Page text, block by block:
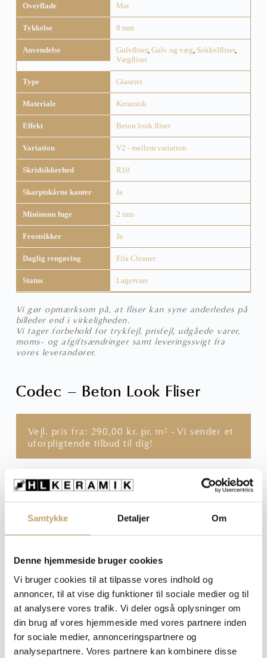
Samtykke Detaljer Om
Denne hjemmeside bruger cookies
Vi bruger cookies til at tilpasse vores indhold og
annoncer, til at vise dig funktioner til sociale medier og til
at analysere vores trafik. Vi deler også oplysninger om
din brug af vores hjemmeside med vores partnere inden
for sociale medier, annonceringspartnere og
analysepartnere. Vores partnere kan kombinere disse
Overflade Mat
Tykkelse 8 mm
Anvendelse Gulvfliser, Gulv og væg Sokkelfliser,
Vægfliser
Type Glaseret
Materiale Keramisk
Effekt Beton look fliser
Variation V2 - mellem variation
Skridsikkerhed R10
Skarptskårne kanter Ja
Minimum fuge 2 mm
Frostsikker Ja
Daglig rengøring Fila Cleaner
Status Lagervare
Vi gør opmærksom på, at fliser kan syne anderledes på
billeder end i virkeligheden.
Vi tager forbehold for trykfejl, prisfejl, udgåede varer,
moms- og afgiftsændringer samt leveringssvigt fra
vores leverandører.
Codec – Beton Look Fliser
Vejl. pris fra: 290,00kr. pr. m² - Vi sender et
uforpligtende tilbud til dig!
Hvilken flise skal du bruge?
Vælg farve, overflade, størrelse og tykkelse for at se
prisen på din ønskede variant
Størrelse : 30x30 cm
30x30 cm 30x60 cm 60x60 cm 7,2x60 cm - sokkel